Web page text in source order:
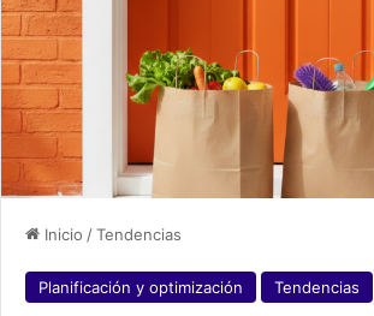
Inicio /Tendencias
Planificación y optimización Tendencias